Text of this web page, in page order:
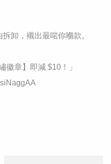
卸，襯出最啱你嗰款。
徽章】即減 $10！」